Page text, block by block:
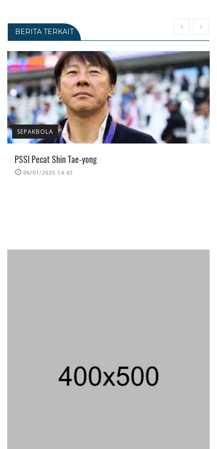
BERITA TERKAIT
SEPAKBOLA
PSSI Pecat Shin Tae-yong
06/01/2025 14:43